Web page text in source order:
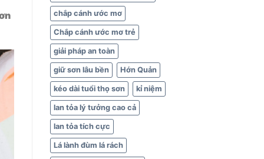
chắp cánh ước mơ
Chắp cánh ước mơ trẻ
giải pháp an toàn
giữ sơn lâu bền Hớn Quản
kéo dài tuổi thọ sơn kỉ niệm
lan tỏa lý tưởng cao cả
lan tỏa tích cực
Lá lành đùm lá rách